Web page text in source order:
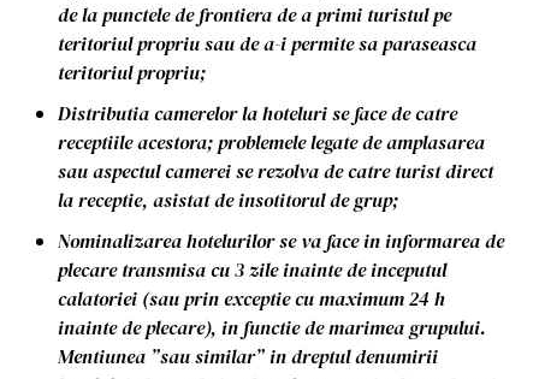
de la punctele de frontiera de a primi turistul pe
teritoriul propriu sau de a-i permite sa paraseasca
teritoriul propriu;
Distributia camerelor la hoteluri se face de catre
receptiile acestora; problemele legate de amplasarea
sau aspectul camerei se rezolva de catre turist direct
la receptie, asistat de insotitorul de grup;
Nominalizarea hotelurilor se va face in informarea de
plecare transmisa cu 3 zile inainte de inceputul
calatoriei (sau prin exceptie cu maximum 24 h
inainte de plecare), in functie de marimea grupului.
Mentiunea ”sau similar” in dreptul denumirii